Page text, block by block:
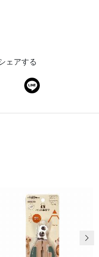
ェアする
次